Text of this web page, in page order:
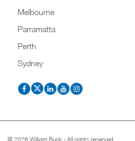
Melbourne
Parramatta
Perth
Sydney
© 2026 William Buck - All rights reserved